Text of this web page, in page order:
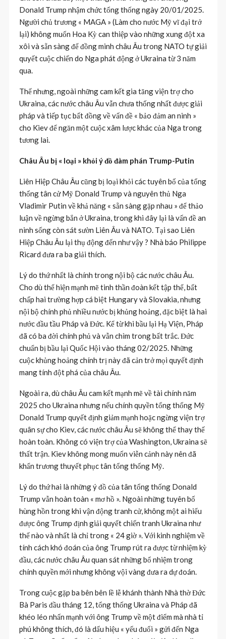
Donald Trump nhậm chức tổng thống ngày 20/01/2025.
Người chủ trương « MAGA » (Làm cho nước Mỹ vĩ đại trở
lại) không muốn Hoa Kỳ can thiệp vào những xung đột xa
xôi và sẵn sàng để đồng minh châu Âu trong NATO tự giải
quyết cuộc chiến do Nga phát động ở Ukraina từ 3 năm
qua.
Thế nhưng, ngoài những cam kết gia tăng viện trợ cho
Ukraina, các nước châu Âu vẫn chưa thống nhất được giải
pháp và tiếp tục bất đồng về vấn đề « bảo đảm an ninh »
cho Kiev để ngăn một cuộc xâm lược khác của Nga trong
tương lai.
Châu Âu bị « loại » khỏi ý đồ đàm phán Trump-Putin
Liên Hiệp Châu Âu cũng bị loại khỏi các tuyên bố của tổng
thống tân cử Mỹ Donald Trump và nguyên thủ Nga
Vladimir Putin về khả năng « sẵn sàng gặp nhau » để thảo
luận về ngừng bắn ở Ukraina, trong khi đây lại là vấn đề an
ninh sống còn sát sườn Liên Âu và NATO. Tại sao Liên
Hiệp Châu Âu lại thụ động đến như vậy ? Nhà báo Philippe
Ricard đưa ra ba giải thích.
Lý do thứ nhất là chính trong nội bộ các nước châu Âu.
Cho dù thể hiện mạnh mẽ tinh thần đoàn kết tập thể, bất
chấp hai trường hợp cá biệt Hungary và Slovakia, nhưng
nội bộ chính phủ nhiều nước bị khủng hoảng, đặc biệt là hai
nước đầu tầu Pháp và Đức. Kể từ khi bầu lại Hạ Viện, Pháp
đã có ba đời chính phủ và vẫn chìm trong bất trắc. Đức
chuẩn bị bầu lại Quốc Hội vào tháng 02/2025. Những
cuộc khủng hoảng chính trị này đã cản trở mọi quyết định
mang tính đột phá của châu Âu.
Ngoài ra, dù châu Âu cam kết mạnh mẽ về tài chính năm
2025 cho Ukraina nhưng nếu chính quyền tổng thống Mỹ
Donald Trump quyết định giảm mạnh hoặc ngừng viện trợ
quân sự cho Kiev, các nước châu Âu sẽ không thể thay thế
hoàn toàn. Không có viện trợ của Washington, Ukraina sẽ
thất trận. Kiev không mong muốn viễn cảnh này nên đã
khẩn trương thuyết phục tân tổng thống Mỹ.
Lý do thứ hai là những ý đồ của tân tổng thống Donald
Trump vẫn hoàn toàn « mơ hồ ». Ngoài những tuyên bố
hùng hồn trong khi vận động tranh cử, không một ai hiểu
được ông Trump định giải quyết chiến tranh Ukraina như
thế nào và nhất là chỉ trong « 24 giờ ». Với kinh nghiệm về
tính cách khó đoán của ông Trump rút ra được từ nhiệm kỳ
đầu, các nước châu Âu quan sát những bổ nhiệm trong
chính quyền mới nhưng không vội vàng đưa ra dự đoán.
Trong cuộc gặp ba bên bên lề lễ khánh thành Nhà thờ Đức
Bà Paris đầu tháng 12, tổng thống Ukraina và Pháp đã
khéo léo nhấn mạnh với ông Trump về một điểm mà nhà tỉ
phú không thích, đó là dấu hiệu « yếu đuối » gửi đến Nga